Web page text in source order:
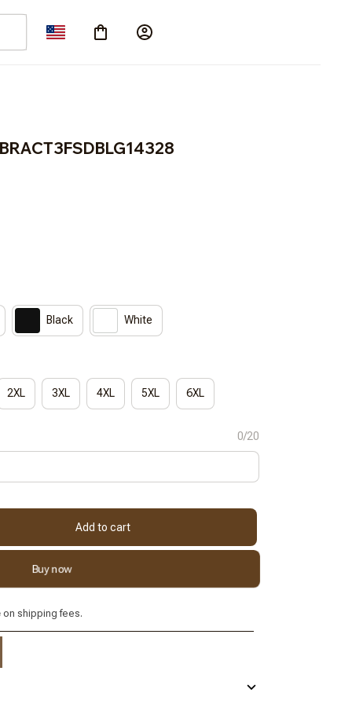
Black White
2XL 3XL 4XL 5XL 6XL
0/20
Add to cart
Buy now
on shipping fees.